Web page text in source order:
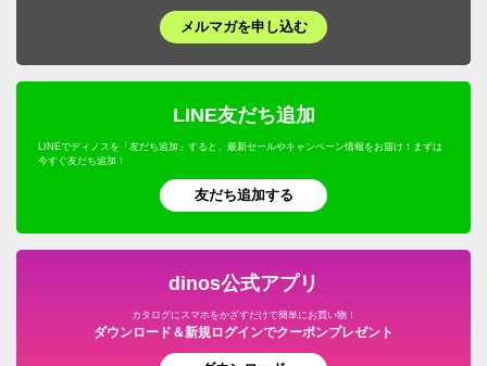
メルマガを申し込む
LINE友だち追加
LINEでディノスを「友だち追加」すると、最新セールやキャンペーン情報をお届け！まずは
今すぐ友だち追加！
友だち追加する
dinos公式アプリ
カタログにスマホをかざすだけで簡単にお買い物！
ダウンロード＆新規ログインでクーポンプレゼント